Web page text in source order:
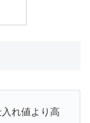
れ値より高